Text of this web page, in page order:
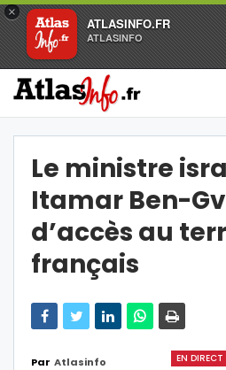
×
ATLASINFO.FR
ATLASINFO
Le ministre
Itamar Ben-
d’accès au
français
EN DIRECT
Par Atlasinfo